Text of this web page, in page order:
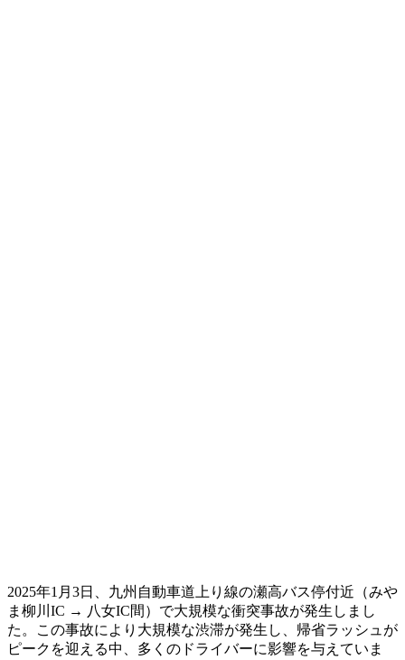
2025年1月3日、九州自動車道上り線の瀬高バス停付近（みや
ま柳川IC → 八女IC間）で大規模な衝突事故が発生しまし
た。この事故により大規模な渋滞が発生し、帰省ラッシュが
ピークを迎える中、多くのドライバーに影響を与えていま